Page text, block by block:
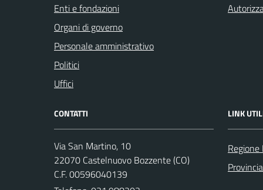
Enti e fondazioni
Organi di governo
Personale amministrativo
Politici
Uffici
CONTATTI
Via San Martino, 10
22070 Castelnuovo Bozzente (CO)
C.F. 00596040139
LINK
Regione